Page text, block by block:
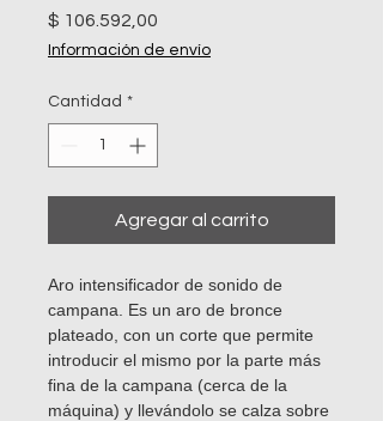
$ 106.592,00
Información de envío
Cantidad *
Agregar al carrito
Aro intensificador de sonido de
campana. Es un aro de bronce
plateado, con un corte que permite
introducir el mismo por la parte más
fina de la campana (cerca de la
máquina) y llevándolo se calza sobre